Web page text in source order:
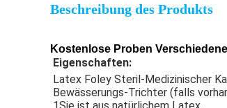
Beschreibung des Produkts
Kostenlose Proben
Eigenschaften:
Latex Foley Steril-Medizinischer
Bewässerungs-Trichter (falls